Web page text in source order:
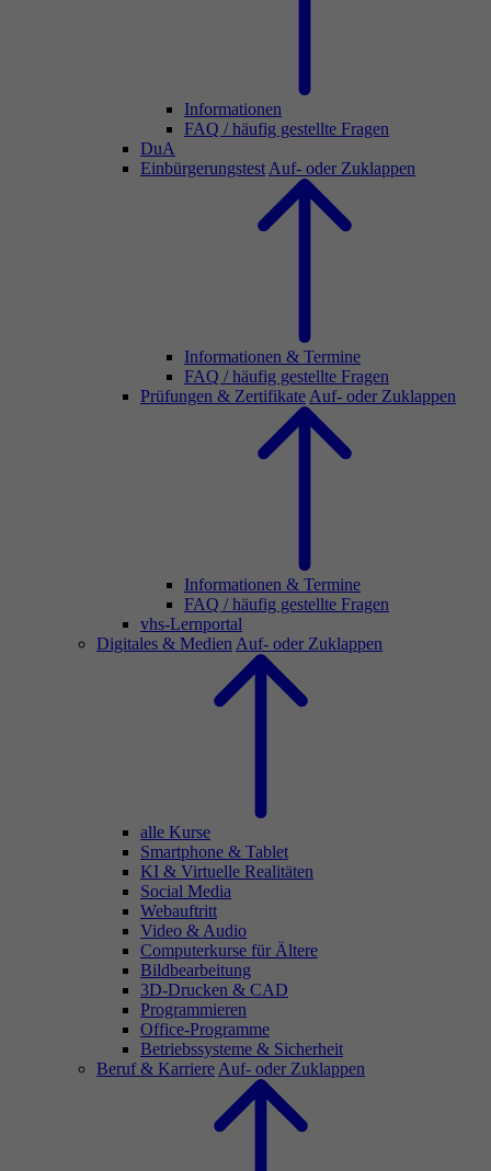
Informationen
FAQ / häufig gestellte Fragen
DuA
Einbürgerungstest Auf- oder Zuklappen
Informationen & Termine
FAQ / häufig gestellte Fragen
Prüfungen & Zertifikate Auf- oder Zuklappen
Informationen & Termine
FAQ / häufig gestellte Fragen
vhs-Lernportal
Digitales & Medien Auf- oder Zuklappen
alle Kurse
Smartphone & Tablet
KI & Virtuelle Realitäten
Social Media
Webauftritt
Video & Audio
Computerkurse für Ältere
Bildbearbeitung
3D-Drucken & CAD
Programmieren
Office-Programme
Betriebssysteme & Sicherheit
Beruf & Karriere Auf- oder Zuklappen